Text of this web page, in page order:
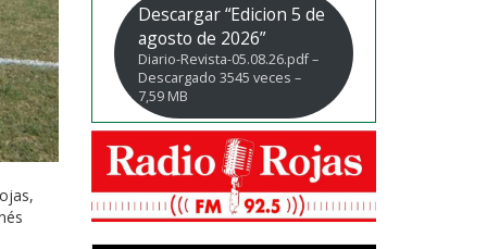
Descargar “Edicion 5 de
agosto de 2026”
Diario-Revista-05.08.26.pdf –
Descargado 3545 veces –
7,59 MB